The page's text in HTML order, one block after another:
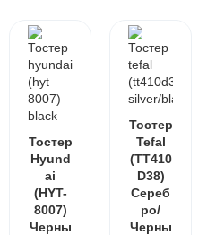
Тостер
Hyund
ai
(HYT-
8007)
Черны
Тостер
Tefal
(TT410
D38)
Сереб
ро/
Черны